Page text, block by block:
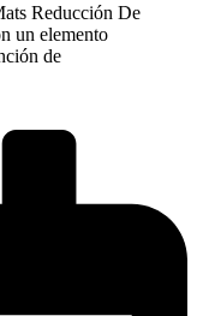
Reducción De
un elemento
de